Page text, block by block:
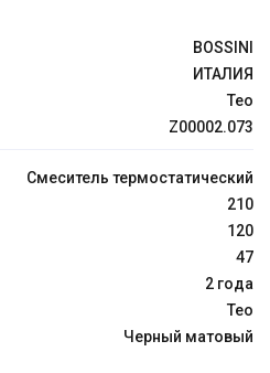
BOSSINI
ИТАЛИЯ
Teo
Z00002.073
Смеситель термостатический
210
120
47
2 года
Teo
Черный матовый